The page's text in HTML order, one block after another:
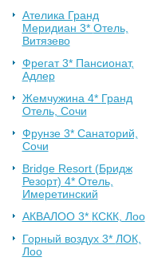
Ателика Гранд
Меридиан 3* Отель,
Витязево
Фрегат 3* Пансионат,
Адлер
Жемчужина 4* Гранд
Отель, Сочи
Фрунзе 3* Санаторий,
Сочи
Bridge Resort (Бридж
Резорт) 4* Отель,
Имеретинский
АКВАЛОО 3* КСКК, Лоо
Горный воздух 3* ЛОК,
Лоо